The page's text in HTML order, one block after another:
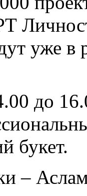
уже в
до
букет.
–